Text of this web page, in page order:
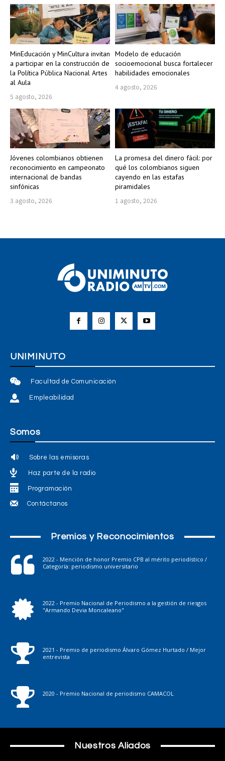
MinEducación y MinCultura invitan
a participar en la construcción de
la Política Pública Nacional Artes
al Aula
5 agosto, 2026
Modelo de educación
socioemocional busca fortalecer
habilidades emocionales
4 agosto, 2026
Jóvenes colombianos obtienen
reconocimiento en campeonato
internacional de bandas
sinfónicas
3 agosto, 2026
La promesa del dinero fácil: por
qué los colombianos siguen
cayendo en las estafas
piramidales
1 agosto, 2026
UNIMINUTO
Facultad de Comunicación
Empleabilidad
Somos
Sobre las emisoras
Haz parte de la radio
Programación
Contáctanos
Premios y Reconocimientos
2022 - Mención de honor Premio CPB al mérito periodístico /
Categoría: periodismo universitario
2022 - Premio Nacional de Periodismo a la gestión de riesgos
"Armando Devia Moncaleano"
2021 - Premio de periodismo Álvaro Gómez Hurtado / Mejor
entrevista
2020 - Premio Nacional de periodismo CAMACOL
Nuestros Aliados